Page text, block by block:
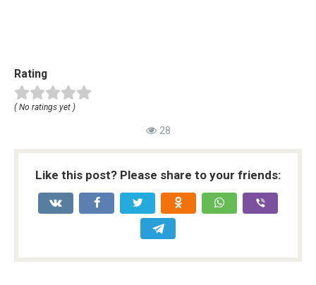
Rating
( No ratings yet )
28
Like this post? Please share to your friends: